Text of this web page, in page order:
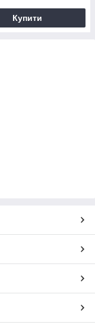
Купити